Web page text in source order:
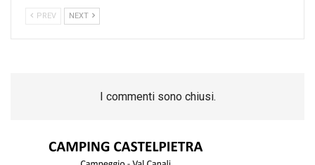
PREV NEXT
I commenti sono chiusi.